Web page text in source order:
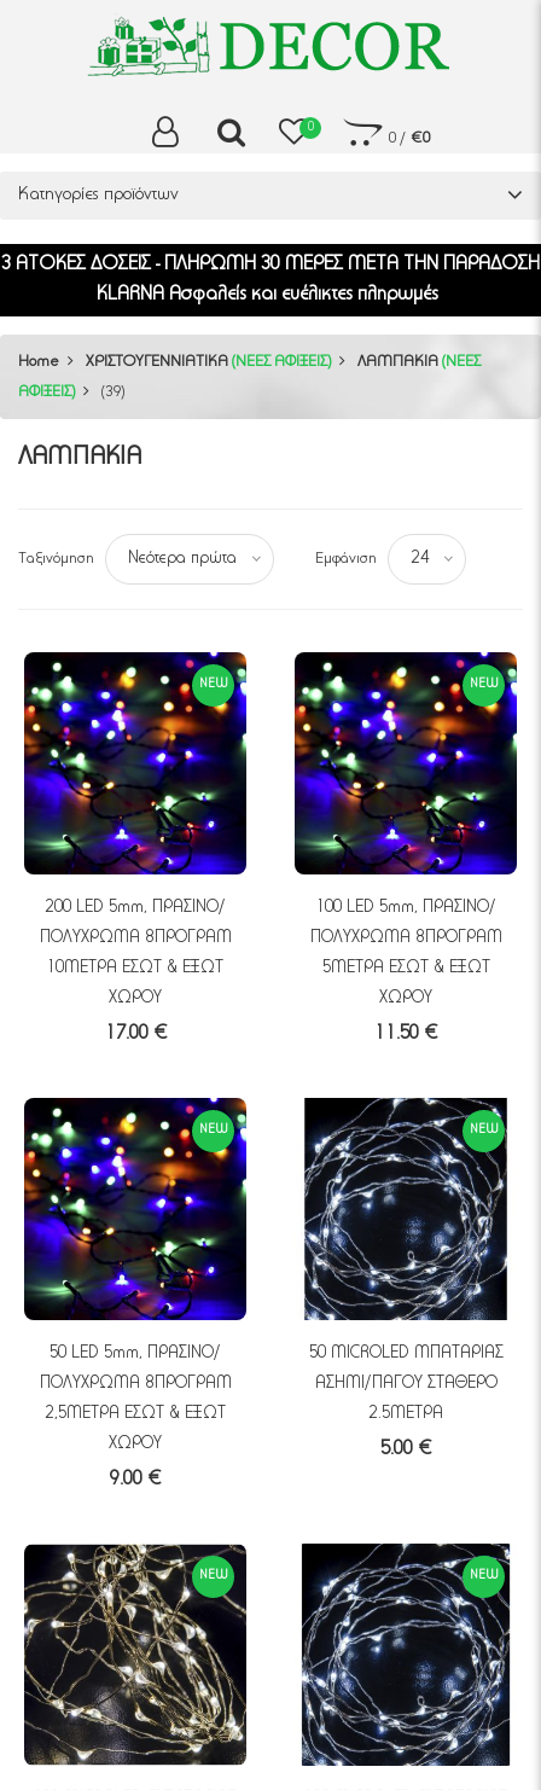
0
0/ €0
Κατηγορίες προϊόντων
3 ΑΤΟΚΕΣ ΔΟΣΕΙΣ - ΠΛΗΡΩΜΗ 30 ΜΕΡΕΣ ΜΕΤΑ ΤΗΝ ΠΑΡΑΔΟΣΗ
KLARNA Ασφαλείς και ευέλικτες πληρωμές
Home ΧΡΙΣΤΟΥΓΕΝΝΙΑΤΙΚΑ (ΝΕΕΣ ΑΦΙΞΕΙΣ) ΛΑΜΠΑΚΙΑ (ΝΕΕΣ
ΑΦΙΞΕΙΣ)
(39)
ΛΑΜΠΑΚΙΑ
Ταξινόμηση Νεότερα πρώτα Εμφάνιση 24
NEW
200 LED 5mm, ΠΡΑΣΙΝΟ/
ΠΟΛΥΧΡΩΜΑ 8ΠΡΟΓΡΑΜ
10ΜΕΤΡΑ ΕΣΩΤ & ΕΞΩΤ
ΧΩΡΟΥ
17.00 €
NEW
100 LED 5mm, ΠΡΑΣΙΝΟ/
ΠΟΛΥΧΡΩΜΑ 8ΠΡΟΓΡΑΜ
5ΜΕΤΡΑ ΕΣΩΤ & ΕΞΩΤ
ΧΩΡΟΥ
11.50 €
NEW
50 LED 5mm, ΠΡΑΣΙΝΟ/
ΠΟΛΥΧΡΩΜΑ 8ΠΡΟΓΡΑΜ
2,5ΜΕΤΡΑ ΕΣΩΤ & ΕΞΩΤ
ΧΩΡΟΥ
9.00 €
NEW
50 MICROLED ΜΠΑΤΑΡΙΑΣ
ΑΣΗΜΙ/ΠΑΓΟΥ ΣΤΑΘΕΡΟ
2.5ΜΕΤΡΑ
5.00 €
NEW NEW